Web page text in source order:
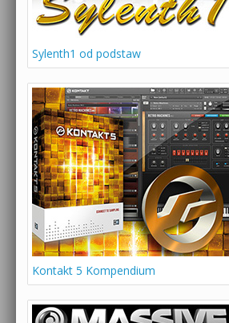
Sylenth1 od podstaw
Kontakt 5 Kompendium